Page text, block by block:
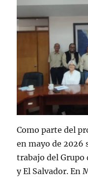
Como parte del
en mayo de 2026
trabajo del Grupo
y El Salvador. En